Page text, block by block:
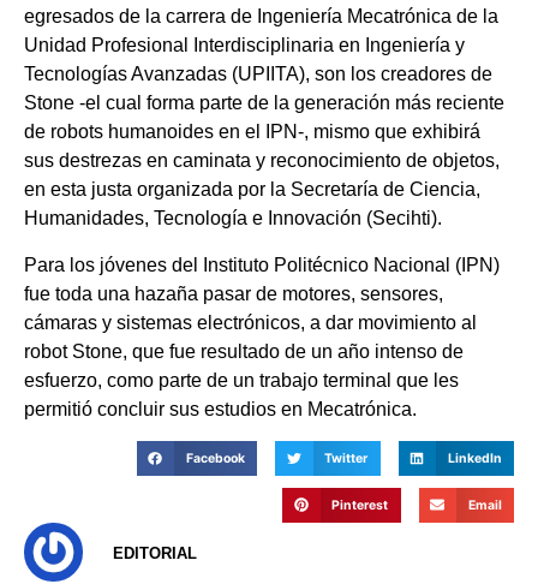
egresados de la carrera de Ingeniería Mecatrónica de la
Unidad Profesional Interdisciplinaria en Ingeniería y
Tecnologías Avanzadas (UPIITA), son los creadores de
Stone -el cual forma parte de la generación más reciente
de robots humanoides en el IPN-, mismo que exhibirá
sus destrezas en caminata y reconocimiento de objetos,
en esta justa organizada por la Secretaría de Ciencia,
Humanidades, Tecnología e Innovación (Secihti).
Para los jóvenes del Instituto Politécnico Nacional (IPN)
fue toda una hazaña pasar de motores, sensores,
cámaras y sistemas electrónicos, a dar movimiento al
robot Stone, que fue resultado de un año intenso de
esfuerzo, como parte de un trabajo terminal que les
permitió concluir sus estudios en Mecatrónica.
Facebook Twitter LinkedIn
Pinterest Email
EDITORIAL